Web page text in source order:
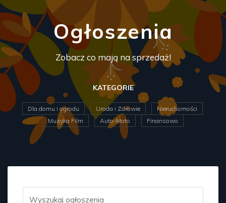
Ogłoszenia
Zobacz co mają na sprzedaż!
KATEGORIE
Dla domu i ogrodu Uroda i Zdrowie
Nieruchomości
Muzyka Film
Auto-Moto Finansowo